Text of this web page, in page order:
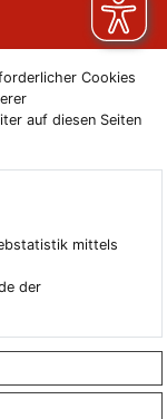
Cookies
auf diesen Seiten
mittels
der
(Elbe)